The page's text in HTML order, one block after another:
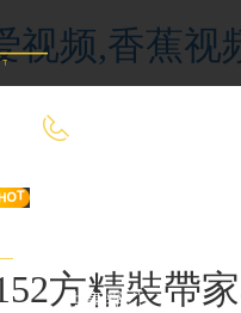
视频,香蕉视
共享辦公
方精裝帶家